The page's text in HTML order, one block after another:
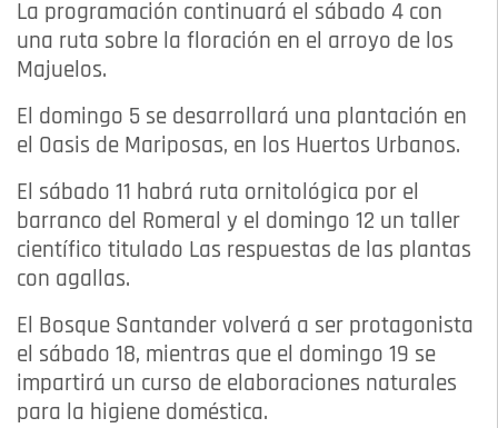
La programación continuará el sábado 4 con
una ruta sobre la floración en el arroyo de los
Majuelos.
El domingo 5 se desarrollará una plantación en
el Oasis de Mariposas, en los Huertos Urbanos.
El sábado 11 habrá ruta ornitológica por el
barranco del Romeral y el domingo 12 un taller
científico titulado Las respuestas de las plantas
con agallas.
El Bosque Santander volverá a ser protagonista
el sábado 18, mientras que el domingo 19 se
impartirá un curso de elaboraciones naturales
para la higiene doméstica.